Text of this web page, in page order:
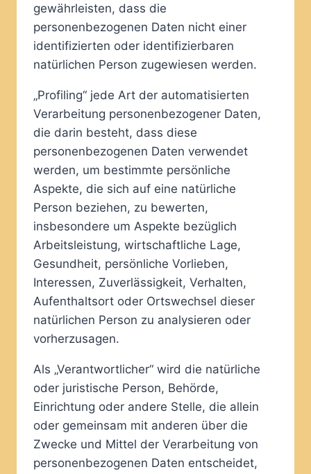
gewährleisten, dass die
personenbezogenen Daten nicht einer
identifizierten oder identifizierbaren
natürlichen Person zugewiesen werden.
„Profiling“ jede Art der automatisierten
Verarbeitung personenbezogener Daten,
die darin besteht, dass diese
personenbezogenen Daten verwendet
werden, um bestimmte persönliche
Aspekte, die sich auf eine natürliche
Person beziehen, zu bewerten,
insbesondere um Aspekte bezüglich
Arbeitsleistung, wirtschaftliche Lage,
Gesundheit, persönliche Vorlieben,
Interessen, Zuverlässigkeit, Verhalten,
Aufenthaltsort oder Ortswechsel dieser
natürlichen Person zu analysieren oder
vorherzusagen.
Als „Verantwortlicher“ wird die natürliche
oder juristische Person, Behörde,
Einrichtung oder andere Stelle, die allein
oder gemeinsam mit anderen über die
Zwecke und Mittel der Verarbeitung von
personenbezogenen Daten entscheidet,